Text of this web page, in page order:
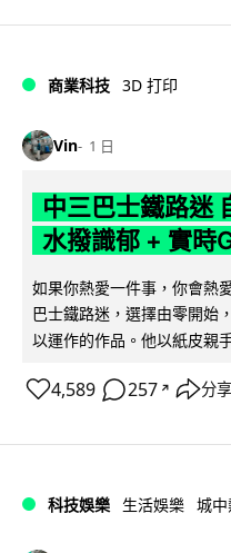
商業科技 3D 打印
Vin 1 日
中三巴士鐵路迷
水撥識郁 + 實時
如果你熱愛一件事，你會熱
巴士鐵路迷，選擇由零開始
以運作的作品。他以紙皮親
4,589 257 ↗ 分享
科技娛樂 生活娛樂 城